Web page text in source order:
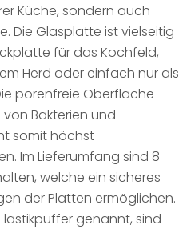
Küche, sondern auch
Die Glasplatte ist vielseitig
für das Kochfeld,
Herd oder einfach nur als
porenfreie Oberfläche
Bakterien und
somit höchst
Im Lieferumfang sind 8
welche ein sicheres
der Platten ermöglichen.
genannt, sind